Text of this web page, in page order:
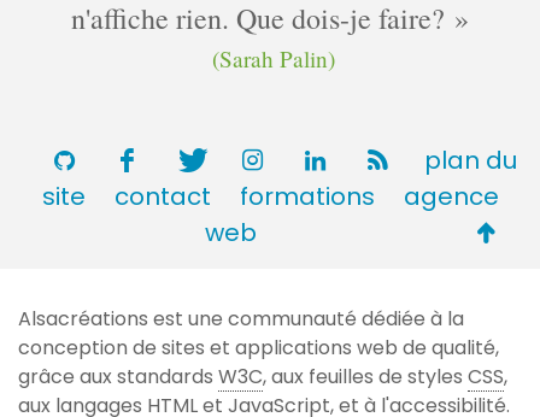
r
n'affiche rien. Que dois-je faire?
(Sarah Palin)
plan du
site
contact formations
agence
web
de
page
Alsacréations est une communauté dédiée à la
conception de sites et applications web de qualité,
grâce aux standards W3C, aux feuilles de styles CSS,
aux langages HTMLet JavaScript, et à l'accessibilité.